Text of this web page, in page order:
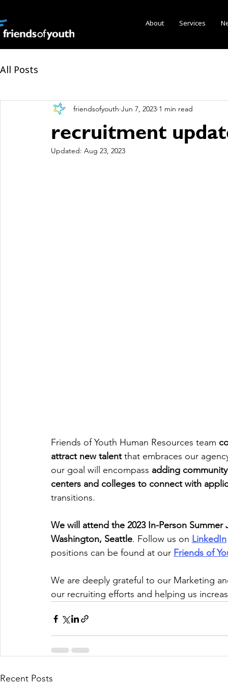
About Services
All Posts
recruitment
friendsofyouth Jun 7, 2023 1 min read
Updated: Aug 23, 2023
Friends of Youth Human Resources team
attract new talent that embraces our
our goal will encompass adding
centers and colleges to connect with
transitions.
We will attend the 2023 In-Person
Washington, Seattle. Follow us on LinkedIn
positions can be found at our Friends of
We are deeply grateful to our Marketing
our recruiting efforts and helping us
Recent Posts